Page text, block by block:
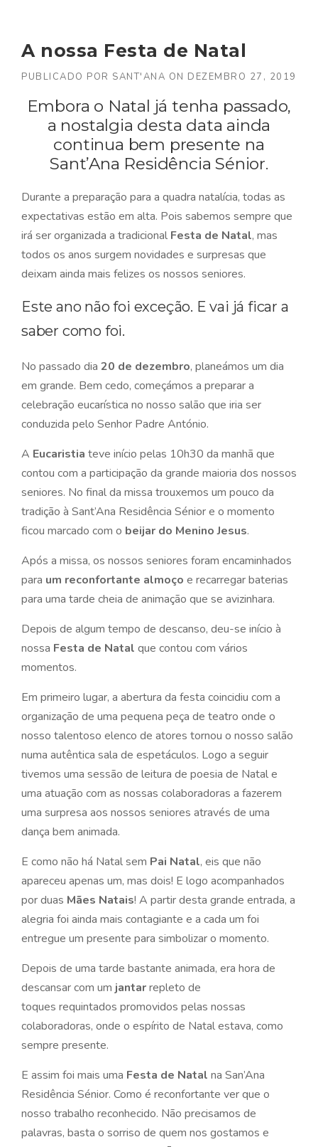
A nossa Festa de Natal
PUBLICADO POR SANT'ANA ON DEZEMBRO 27, 2019
Embora o Natal já tenha passado,
a nostalgia desta data ainda
continua bem presente na
Sant’Ana Residência Sénior.
Durante a preparação para a quadra natalícia, todas as
expectativas estão em alta. Pois sabemos sempre que
irá ser organizada a tradicional Festa de Natal, mas
todos os anos surgem novidades e surpresas que
deixam ainda mais felizes os nossos seniores.
Este ano não foi exceção. E vai já ficar a
saber como foi.
No passado dia 20 de dezembro, planeámos um dia
em grande. Bem cedo, começámos a preparar a
celebração eucarística no nosso salão que iria ser
conduzida pelo Senhor Padre António.
A Eucaristia teve início pelas 10h30 da manhã que
contou com a participação da grande maioria dos nossos
seniores. No final da missa trouxemos um pouco da
tradição à Sant’Ana Residência Sénior e o momento
ficou marcado com o beijar do Menino Jesus.
Após a missa, os nossos seniores foram encaminhados
para um reconfortante almoço e recarregar baterias
para uma tarde cheia de animação que se avizinhara.
Depois de algum tempo de descanso, deu-se início à
nossa Festa de Natal que contou com vários
momentos.
Em primeiro lugar, a abertura da festa coincidiu com a
organização de uma pequena peça de teatro onde o
nosso talentoso elenco de atores tornou o nosso salão
numa autêntica sala de espetáculos. Logo a seguir
tivemos uma sessão de leitura de poesia de Natal e
uma atuação com as nossas colaboradoras a fazerem
uma surpresa aos nossos seniores através de uma
dança bem animada.
E como não há Natal sem Pai Natal, eis que não
apareceu apenas um, mas dois! E logo acompanhados
por duas Mães Natais! A partir desta grande entrada, a
alegria foi ainda mais contagiante e a cada um foi
entregue um presente para simbolizar o momento.
Depois de uma tarde bastante animada, era hora de
descansar com um jantarrepleto de
toques requintados promovidos pelas nossas
colaboradoras, onde o espírito de Natal estava, como
sempre presente.
E assim foi mais uma Festa de Natal na San’Ana
Residência Sénior. Como é reconfortante ver que o
nosso trabalho reconhecido. Não precisamos de
palavras, basta o sorriso de quem nos gostamos e